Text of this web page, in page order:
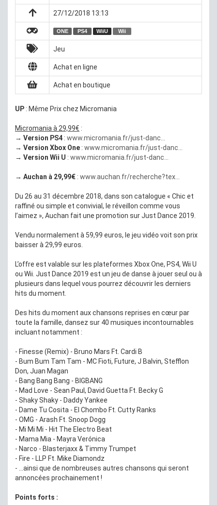
27/12/2018 13:13
ONE PS4 WiiU Wii
Jeu
Achat en ligne
Achat en boutique
UP : Même Prix chez Micromania
Micromania à 29,99€ :
→ Version PS4 : www.micromania.fr/just-danc...
→ Version Xbox One : www.micromania.fr/just-danc...
→ Version Wii U : www.micromania.fr/just-danc...
→ Auchan à 29,99€ : www.auchan.fr/recherche?tex...
Du 26 au 31 décembre 2018, dans son catalogue « Chic et
raffiné ou simple et convivial, le réveillon comme vous
l’aimez », Auchan fait une promotion sur Just Dance 2019.
Vendu normalement à 59,99 euros, le jeu vidéo voit son prix
baisser à 29,99 euros.
L’offre est valable sur les plateformes Xbox One, PS4, Wii U
ou Wii. Just Dance 2019 est un jeu de danse à jouer seul ou à
plusieurs dans lequel vous pourrez découvrir les derniers
hits du moment.
Des hits du moment aux chansons reprises en cœur par
toute la famille, dansez sur 40 musiques incontournables
incluant notamment :
- Finesse (Remix) - Bruno Mars Ft. Cardi B
- Bum Bum Tam Tam - MC Fioti, Future, J Balvin, Stefflon
Don, Juan Magan
- Bang Bang Bang - BIGBANG
- Mad Love - Sean Paul, David Guetta Ft. Becky G
- Shaky Shaky - Daddy Yankee
- Dame Tu Cosita - El Chombo Ft. Cutty Ranks
- OMG - Arash Ft. Snoop Dogg
- Mi Mi Mi - Hit The Electro Beat
- Mama Mia - Mayra Verónica
- Narco - Blasterjaxx & Timmy Trumpet
- Fire - LLP Ft. Mike Diamondz
- …ainsi que de nombreuses autres chansons qui seront
annoncées prochainement !
Points forts :